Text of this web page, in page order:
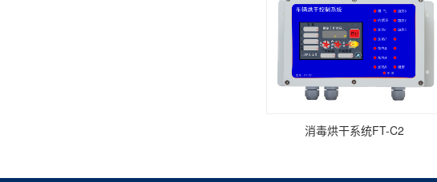
消毒烘干系统FT-C2